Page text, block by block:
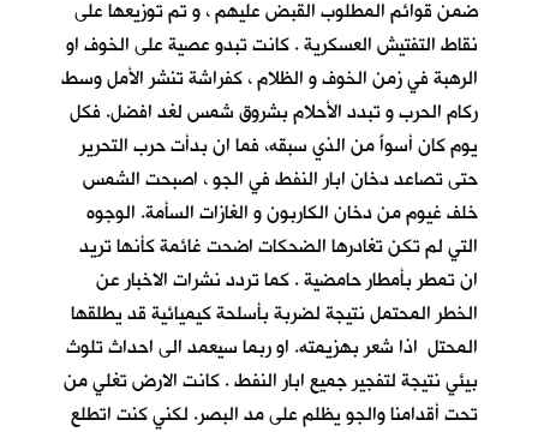
ضمن قوائم المطلوب القبض عليهم ، و تم توزيعها على
نقاط التفتيش العسكرية . كانت تبدو عصية على الخوف او
الرهبة في زمن الخوف و الظلام ، كفراشة تنشر الأمل وسط
ركام الحرب و تبدد الأحلام بشروق شمس لغد افضل. فكل
يوم كان أسوأَ من الذي سبقه، فما ان بدأت حرب التحرير
حتى تصاعد دخان ابار النفط في الجو ، اصبحت الشمس
خلف غيوم من دخان الكاربون و الغازات السأمة. الوجوه
التي لم تكن تغادرها الضحكات اضحت غائمة كأنها تريد
ان تمطر بأمطار حامضية . كما تردد نشرات الاخبار عن
الخطر المحتمل نتيجة لضربة بأسلحة كيميائية قد يطلقها
المحتل اذا شعر بهزيمته. او ربما سيعمد الى احداث تلوث
بيئي نتيجة لتفجير جميع ابار النفط . كانت الارض تغلي من
تحت أقدامنا والجو يظلم على مد البصر. لكني كنت اتطلع